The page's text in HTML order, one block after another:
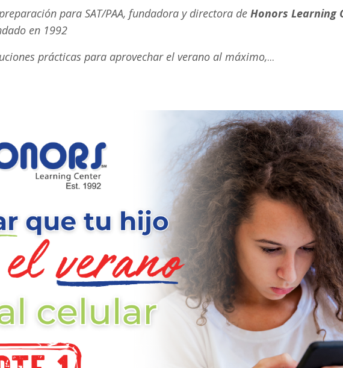
para SAT/PAA, fundadora y directora de Honors Learning
en 1992
prácticas para aprovechar el verano al máximo,...